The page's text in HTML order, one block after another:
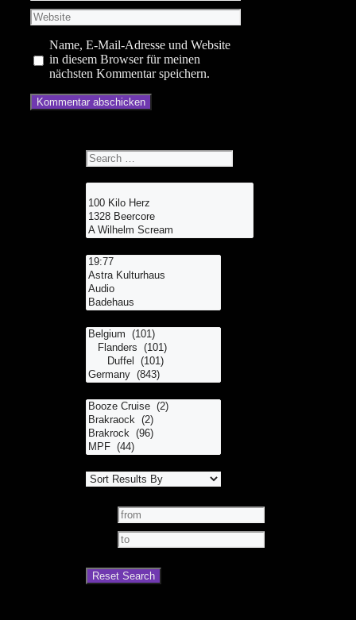
Mail
Website
Name, E-Mail-Adresse und Website
in diesem Browser für meinen
nächsten Kommentar speichern.